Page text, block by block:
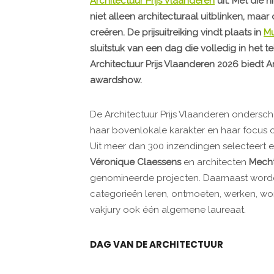
niet alleen architecturaal uitblinken,
creëren. De prijsuitreiking vindt plaats in
sluitstuk van een dag die volledig in het
Architectuur Prijs Vlaanderen 2026 biedt
awardshow.
De Architectuur Prijs Vlaanderen
haar bovenlokale karakter en haar focus
Uit meer dan 300 inzendingen selecteert
Véronique Claessensen architecten
genomineerde projecten. Daarnaast
categorieën leren, ontmoeten, werken,
vakjury ook één algemene laureaat.
DAG VAN DE ARCHITECTUUR